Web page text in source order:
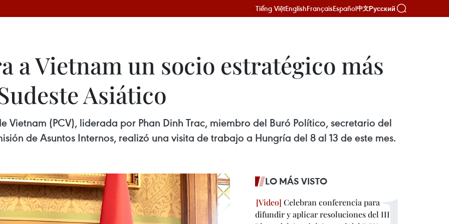
Tiếng ViệtEnglishFrançaisEspañol中文Русский
a Vietnam un socio estratégico más
Asiático
Vietnam (PCV), liderada por Phan Dinh Trac, miembro del Buró Político, secretario del
de Asuntos Internos, realizó una visita de trabajo a Hungría del 8 al 13 de este mes.
LO MÁS VISTO
Celebran conferencia para
difundir y aplicar resoluciones del III